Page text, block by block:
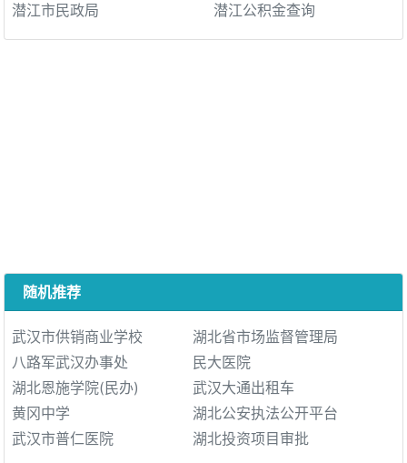
潜江市民政局
潜江公积金查询
随机推荐
武汉市供销商业学校
湖北省市场监督管理局
八路军武汉办事处
民大医院
湖北恩施学院(民办)
武汉大通出租车
黄冈中学
湖北公安执法公开平台
武汉市普仁医院
湖北投资项目审批